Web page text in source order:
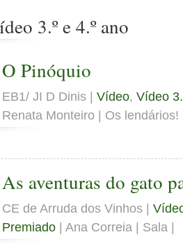
3.º e 4.º ano
O Pinóquio
EB1/ JI D Dinis |Vídeo,Vídeo
Renata Monteiro | Os lendários!
As aventuras do gato
CE de Arruda dos Vinhos |
Premiado | Ana Correia | Sala |